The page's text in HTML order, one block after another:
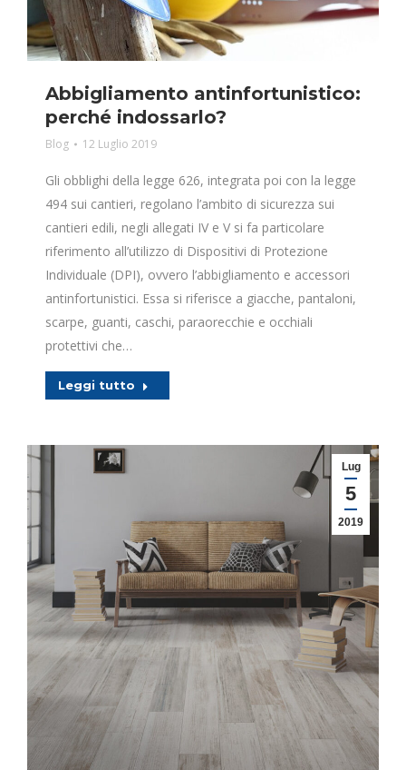
Abbigliamento antinfortunistico:
perché indossarlo?
Blog 12 Luglio 2019
Gli obblighi della legge 626, integrata poi con la legge
494 sui cantieri, regolano l’ambito di sicurezza sui
cantieri edili, negli allegati IV e V si fa particolare
riferimento all’utilizzo di Dispositivi di Protezione
Individuale (DPI), ovvero l’abbigliamento e accessori
antinfortunistici. Essa si riferisce a giacche, pantaloni,
scarpe, guanti, caschi, paraorecchie e occhiali
protettivi che…
Leggi tutto
Lug
5
2019